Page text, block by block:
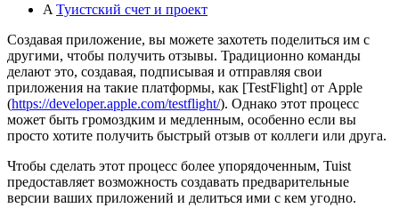
A Туистский счет и проект
Создавая приложение, вы можете захотеть поделиться им с
другими, чтобы получить отзывы. Традиционно команды
делают это, создавая, подписывая и отправляя свои
приложения на такие платформы, как [TestFlight] от Apple
(https://developer.apple.com/testflight/). Однако этот процесс
может быть громоздким и медленным, особенно если вы
просто хотите получить быстрый отзыв от коллеги или друга.
Чтобы сделать этот процесс более упорядоченным, Tuist
предоставляет возможность создавать предварительные
версии ваших приложений и делиться ими с кем угодно.